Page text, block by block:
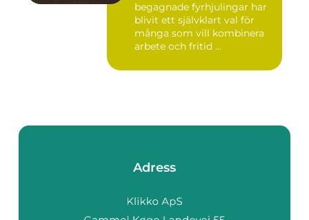
begagnade fyrhjulingar har
blivit ett självklart val för
många som vill kombinera
arbete och fritid ...
Adress